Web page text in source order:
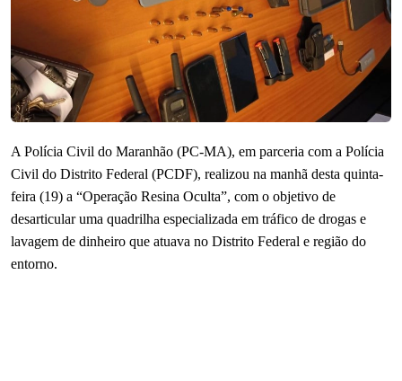
A Polícia Civil do Maranhão (PC-MA), em parceria com a Polícia
Civil do Distrito Federal (PCDF), realizou na manhã desta quinta-
feira (19) a “Operação Resina Oculta”, com o objetivo de
desarticular uma quadrilha especializada em tráfico de drogas e
lavagem de dinheiro que atuava no Distrito Federal e região do
entorno.